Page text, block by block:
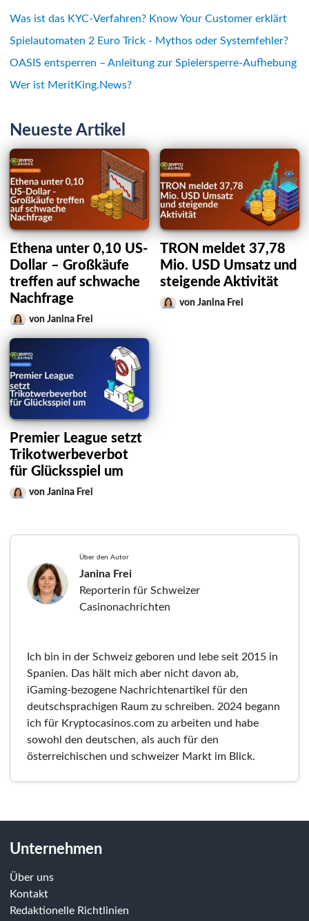
Was ist das KYC-Verfahren? Know Your Customer erklärt
Spielautomaten 2 Euro Trick - Mythos oder Systemfehler?
OASIS entsperren – Anleitung zur Spielersperre-Aufhebung
Wer ist MeritKing.News?
Neueste Artikel
Ethena unter 0,10 US-
Dollar – Großkäufe
treffen auf schwache
Nachfrage
von Janina Frei
TRON meldet 37,78
Mio. USD Umsatz und
steigende Aktivität
von Janina Frei
Premier League setzt
Trikotwerbeverbot
für Glücksspiel um
von Janina Frei
Über den Autor
Janina Frei
Reporterin für Schweizer
Casinonachrichten
Ich bin in der Schweiz geboren und lebe seit 2015 in
Spanien. Das hält mich aber nicht davon ab,
iGaming-bezogene Nachrichtenartikel für den
deutschsprachigen Raum zu schreiben. 2024 begann
ich für Kryptocasinos.com zu arbeiten und habe
sowohl den deutschen, als auch für den
österreichischen und schweizer Markt im Blick.
Unternehmen
Über uns
Kontakt
Redaktionelle Richtlinien